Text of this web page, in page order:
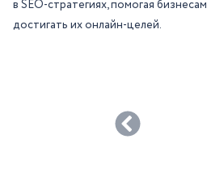
в SEO-стратегиях, помогая бизнесам
достигать их онлайн-целей.